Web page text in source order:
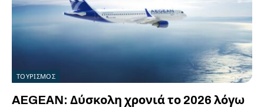
ΤΟΥΡΙΣΜΟΣ
AEGEΑΝ: Δύσκολη χρονιά το 2026 λόγω